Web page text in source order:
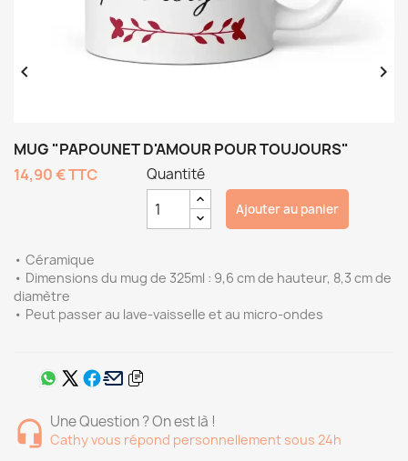
 
MUG "PAPOUNET D'AMOUR POUR TOUJOURS"
14,90 €TTC
• Céramique
• Dimensions du mug de 325ml : 9,6 cm de hauteur, 8,3 cm de
diamètre
• Peut passer au lave-vaisselle et au micro-ondes
Quantité
Ajouter au panier
Une Question ? On est là !
Cathy vous répond personnellement sous 24h